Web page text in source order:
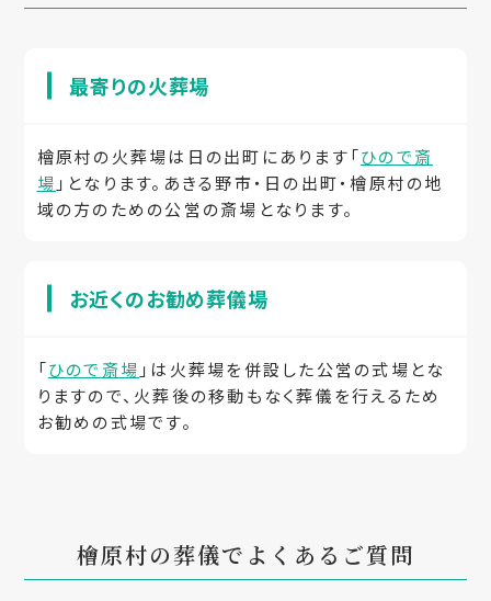
最寄りの火葬場
檜原村の火葬場は日の出町にあります「ひので斎
場 」となります。あきる野市・日の出町・檜原村の地
域の方のための公営の斎場となります。
お近くのお勧め葬儀場
「ひので斎場 」は火葬場を併設した公営の式場とな
りますので、火葬後の移動もなく葬儀を行えるため
お勧めの式場です。
檜原村の葬儀でよくあるご質問